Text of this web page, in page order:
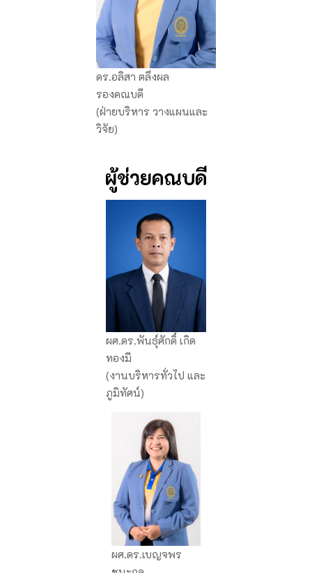
ดร.อลิสา ตลึงผล
รองคณบดี
(ฝ่ายบริหาร วางแผนและ
วิจัย)
ผู้ช่วยคณบดี
ผศ.ดร.พันธุ์ศักดิ์ เกิด
ทองมี
(งานบริหารทั่วไป และ
ภูมิทัศน์)
ผศ.ดร.เบญจพร